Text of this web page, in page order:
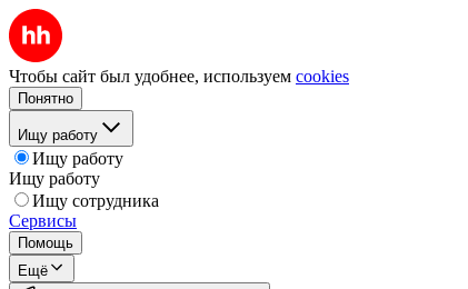
Чтобы сайт был удобнее, используем cookies
Понятно
Ищу работу
Ищу работу
Ищу работу
Ищу сотрудника
Сервисы
Помощь
Ещё